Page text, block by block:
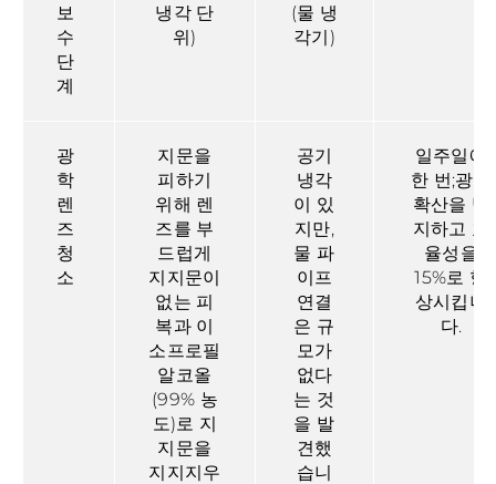
보
수
단
계
냉각 단
위)
(물 냉
각기)
광
학
렌
즈
청
소
지문을
피하기
위해 렌
즈를 부
드럽게
지지문이
없는 피
복과 이
소프로필
알코올
(99% 농
도)로 지
지문을
지지지우
공기
냉각
이 있
지만,
물 파
이프
연결
은 규
모가
없다
는 것
을 발
견했
습니
일주일에
한 번;광점
확산을 방
지하고 효
율성을
15%로 향
상시킵니
다.